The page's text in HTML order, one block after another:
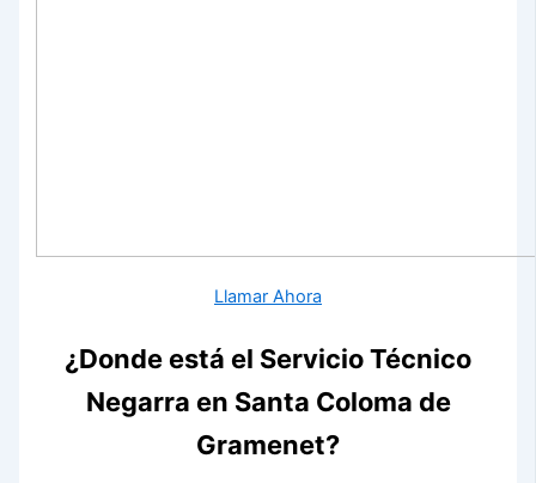
Llamar Ahora
¿Donde está el Servicio Técnico
Negarra en Santa Coloma de
Gramenet?